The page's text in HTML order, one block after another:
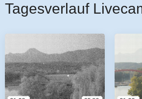
Tagesverlauf